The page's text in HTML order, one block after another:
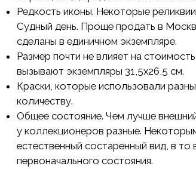
Редкость иконы. Некоторые
Судный день. Проще продать в
сделаны в единичном экземпляре.
Размер почти не влияет на
вызывают экземпляры 31,5х26,5 см.
Краски, которые использовали
количеству.
Общее состояние. Чем лучше
у коллекционеров разные.
естественный состаренный вид, в
первоначального состояния.